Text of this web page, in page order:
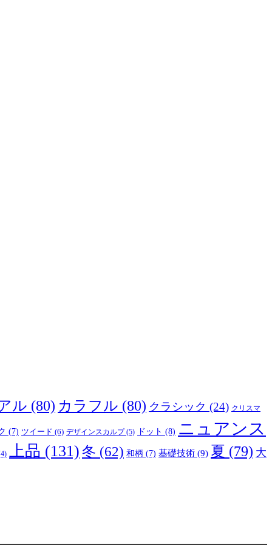
ル (80) カラフル (80) クラシック (24) クリスマ
(7) ツイード (6) デザインスカルプ(5) ドット (8) ニュアンス
上品 (131) 冬 (62) 和柄 (7) 基礎技術 (9) 夏 (79) 大